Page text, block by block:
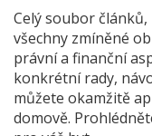
Celý soubor
všechny zmíněné
právní a finanční
konkrétní rady,
můžete okamžitě
domově.